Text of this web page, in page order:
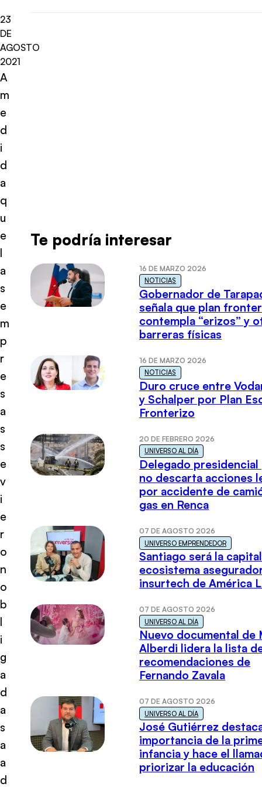
23
DE
AGOSTO
2021
A
m
e
d
i
d
a
q
u
e
l
a
s
e
m
p
r
e
s
a
s
s
e
v
i
e
r
o
n
o
b
l
i
g
a
d
a
s
a
a
d
Te podría interesar
16 DE MARZO 2026
NOTICIAS
Gobernador de
señala que plan
contempla “erizos” y
barreras físicas
16 DE MARZO 2026
NOTICIAS
Duro cruce entre
y Schalper por Plan
Fronterizo
20 DE FEBRERO 2026
UNIVERSO AL DÍA
Delegado presidencial
no descarta acciones
por accidente de
gas en Renca
07 DE AGOSTO 2026
UNIVERSO EMPRENDEDOR
Santiago será la
ecosistema
insurtech de América
07 DE AGOSTO 2026
UNIVERSO AL DÍA
Nuevo documental de
Alberdi lidera la lista
recomendaciones de
Fernando Zavala
07 DE AGOSTO 2026
UNIVERSO AL DÍA
José Gutiérrez
importancia de la
infancia y hace el
priorizar la educación